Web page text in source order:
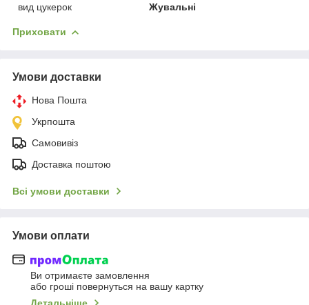
вид цукерок
Жувальні
Приховати
Умови доставки
Нова Пошта
Укрпошта
Самовивіз
Доставка поштою
Всі умови доставки
Умови оплати
Ви отримаєте замовлення
або гроші повернуться на вашу картку